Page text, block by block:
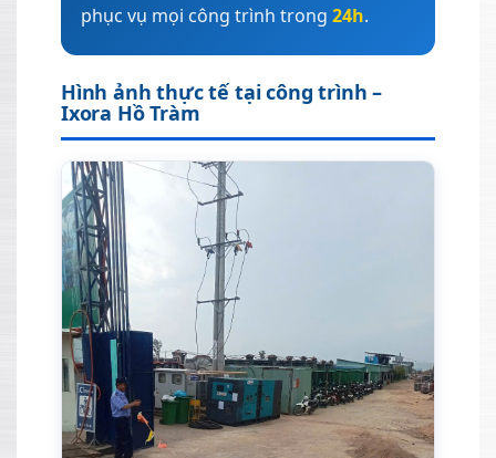
phục vụ mọi công trình trong 24h.
Hình ảnh thực tế tại công trình –
Ixora Hồ Tràm